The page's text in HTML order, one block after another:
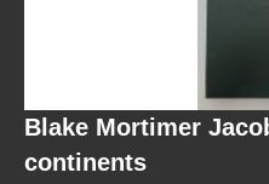
Blake Mortimer
continents